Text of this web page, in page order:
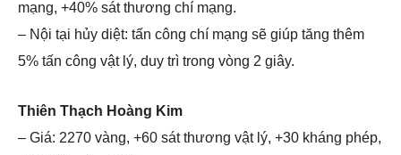
mạng, +40% sát thương chí mạng.
– Nội tại hủy diệt: tấn công chí mạng sẽ giúp tăng thêm
5% tấn công vật lý, duy trì trong vòng 2 giây.
Thiên Thạch Hoàng Kim
– Giá: 2270 vàng, +60 sát thương vật lý, +30 kháng phép,